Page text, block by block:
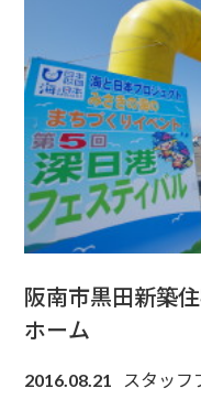
阪南市黒田新築
ホーム
2016.08.21 スタッフ